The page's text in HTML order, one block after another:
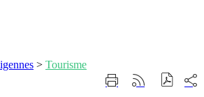
> Tourisme
ImprimerGénérer
sur